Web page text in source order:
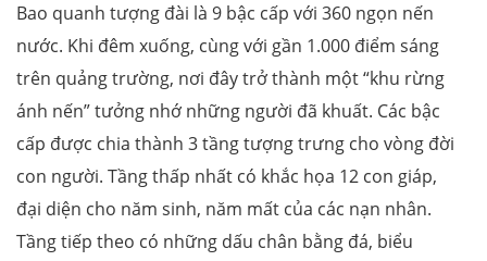
Bao quanh tượng đài là 9 bậc cấp với 360 ngọn nến
nước. Khi đêm xuống, cùng với gần 1.000 điểm sáng
trên quảng trường, nơi đây trở thành một “khu rừng
ánh nến” tưởng nhớ những người đã khuất. Các bậc
cấp được chia thành 3 tầng tượng trưng cho vòng đời
con người. Tầng thấp nhất có khắc họa 12 con giáp,
đại diện cho năm sinh, năm mất của các nạn nhân.
Tầng tiếp theo có những dấu chân bằng đá, biểu